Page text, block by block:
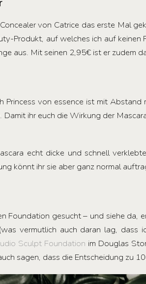
von Catrice das erste Mal
Produkt, auf welches ich auf
aus. Mit seinen 2,95€ ist er zudem
Princess von essence ist mit
ihr euch die Wirkung der
echt dicke und schnell
könnt ihr sie aber ganz normal
Foundation gesucht – und siehe da,
vermutlich auch daran lag,
Sculpt Foundation im Douglas
sagen, dass die Entscheidung zu